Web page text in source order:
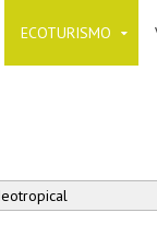
ECOTURISMO